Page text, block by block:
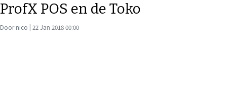
ProfX POS en de Toko
Door nico | 22 Jan 2018 00:00